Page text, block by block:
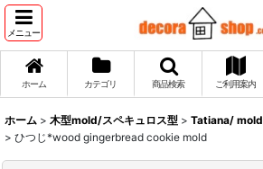
メニュー
ホーム カテゴリ 商品検索 ご利用案内
ホーム > 木型mold/スペキュロス型 > Tatiana/ mold
> ひつじ*wood gingerbread cookie mold